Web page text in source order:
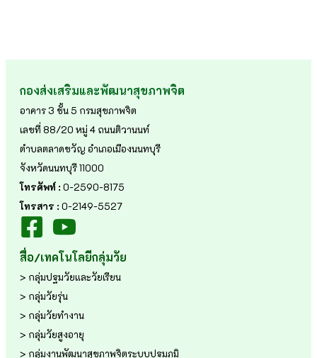
กองส่งเสริมและพัฒนาสุขภาพจิต
อาคาร 3 ชั้น 5 กรมสุขภาพจิต
เลขที่ 88/20 หมู่ 4 ถนนติวานนท์
ตำบลตลาดขวัญ อำเภอเมืองนนทบุรี
จังหวัดนนทบุรี 11000
โทรศัพท์ : 0-2590-8175
โทรสาร : 0-2149-5527
สื่อ/เทคโนโลยีกลุ่มวัย
> กลุ่มปฐมวัยและวัยเรียน
> กลุ่มวัยรุ่น
> กลุ่มวัยทำงาน
> กลุ่มวัยสูงอายุ
> กลุ่มงานพัฒนาสุขภาพจิตระบบปฐมภูมิ